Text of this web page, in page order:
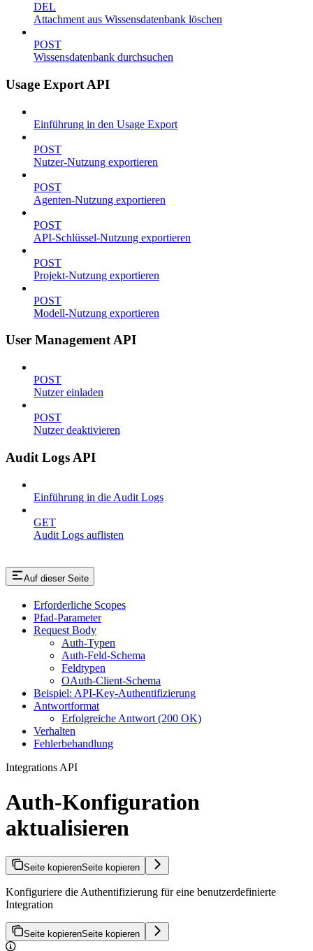
DEL
Attachment aus Wissensdatenbank löschen
POST
Wissensdatenbank durchsuchen
Usage Export API
Einführung in den Usage Export
POST
Nutzer-Nutzung exportieren
POST
Agenten-Nutzung exportieren
POST
API-Schlüssel-Nutzung exportieren
POST
Projekt-Nutzung exportieren
POST
Modell-Nutzung exportieren
User Management API
POST
Nutzer einladen
POST
Nutzer deaktivieren
Audit Logs API
Einführung in die Audit Logs
GET
Audit Logs auflisten
Auf dieser Seite
Erforderliche Scopes
Pfad-Parameter
Request Body
Auth-Typen
Auth-Feld-Schema
Feldtypen
OAuth-Client-Schema
Beispiel: API-Key-Authentifizierung
Antwortformat
Erfolgreiche Antwort (200 OK)
Verhalten
Fehlerbehandlung
Integrations API
Auth-Konfiguration
aktualisieren
Seite kopierenSeite kopieren
Konfiguriere die Authentifizierung für eine benutzerdefinierte
Integration
Seite kopierenSeite kopieren